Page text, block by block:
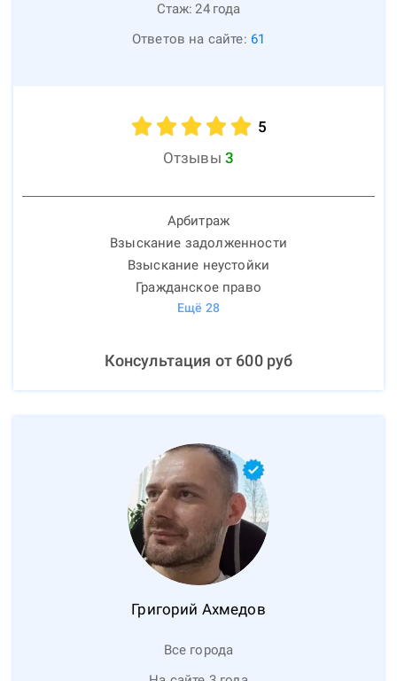
Стаж: 24 года
Ответов на сайте: 61
5
Отзывы 3
Арбитраж
Взыскание задолженности
Взыскание неустойки
Гражданское право
Ещё 28
Консультация от 600руб
Григорий Ахмедов
Все города